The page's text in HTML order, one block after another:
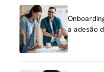
a adesão